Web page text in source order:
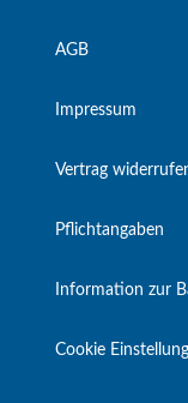
AGB
Impressum
Vertrag
Pflichtangaben
Information zur
Cookie